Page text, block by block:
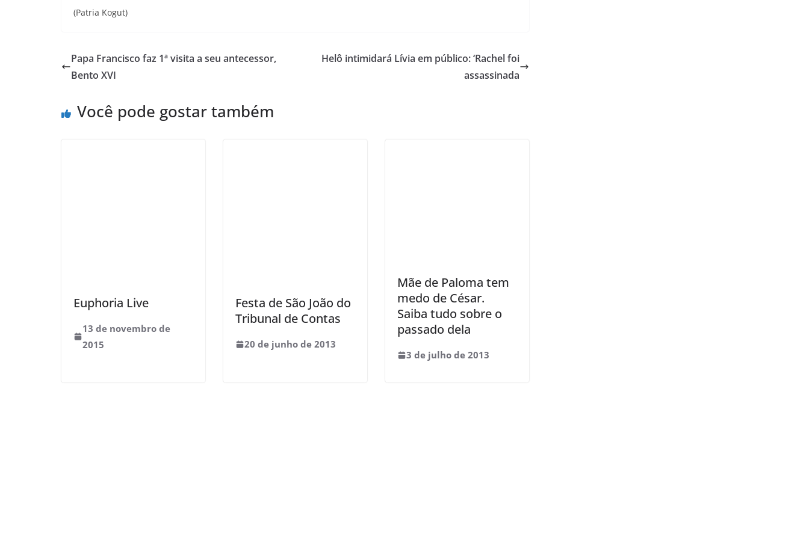
(Patria Kogut)
Papa Francisco faz 1ª visita a seu antecessor,
Bento XVI
Helô intimidará Lívia em público: ‘Rachel foi
assassinada
Você pode gostar também
Euphoria Live
13 de novembro de
2015
Festa de São João do
Tribunal de Contas
20 de junho de 2013
Mãe de Paloma tem
medo de César.
Saiba tudo sobre o
passado dela
3 de julho de 2013